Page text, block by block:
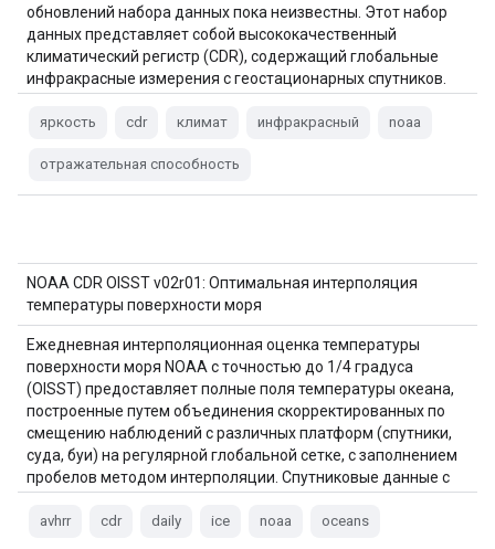
обновлений набора данных пока неизвестны. Этот набор
данных представляет собой высококачественный
климатический регистр (CDR), содержащий глобальные
инфракрасные измерения с геостационарных спутников.
яркость cdr климат инфракрасный noaa
отражательная способность
NOAA CDR OISST v02r01: Оптимальная интерполяция
температуры поверхности моря
Ежедневная интерполяционная оценка температуры
поверхности моря NOAA с точностью до 1/4 градуса
(OISST) предоставляет полные поля температуры океана,
построенные путем объединения скорректированных по
смещению наблюдений с различных платформ (спутники,
суда, буи) на регулярной глобальной сетке, с заполнением
пробелов методом интерполяции. Спутниковые данные с
avhrr cdr daily ice noaa oceans